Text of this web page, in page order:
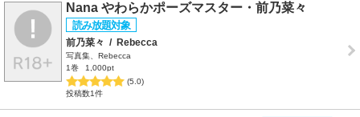
Nana やわらかポーズマスター・前乃菜々
前乃菜々 / Rebecca
写真集、Rebecca
1巻
1,000pt
(5.0)
投稿数1件